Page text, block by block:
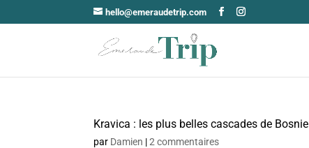
hello@emeraudetrip.com
Kravica : les plus belles cascades de Bosnie
par Damien |2 commentaires